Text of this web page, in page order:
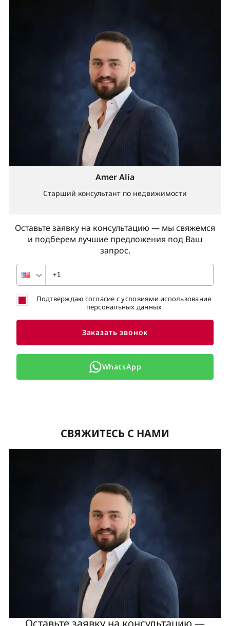
Оставьте заявку на консультацию — мы свяжемся
и подберем лучшие предложения под Ваш
запрос.
Amer Alia
Старший консультант по недвижимости
Подтверждаю согласие с условиями использования
персональных данных
Заказать звонок
WhatsApp
СВЯЖИТЕСЬ С НАМИ